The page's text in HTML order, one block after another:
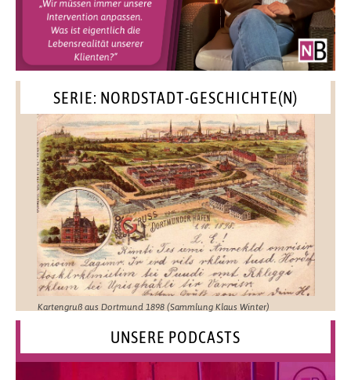
SERIE: NORDSTADT-GESCHICHTE(N)
Kartengruß aus Dortmund 1898 (Sammlung Klaus Winter)
UNSERE PODCASTS